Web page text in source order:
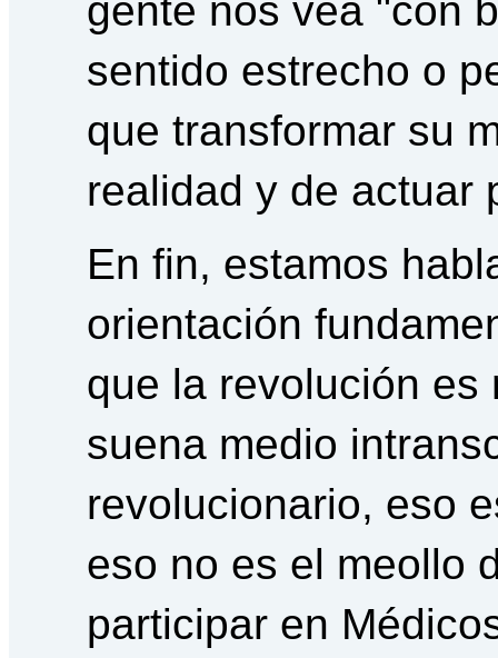
gente nos vea "con
sentido estrecho o
que transformar su
realidad y de actuar
En fin, estamos
orientación
que la revolución es
suena medio
revolucionario, eso
eso no es el meollo
participar en